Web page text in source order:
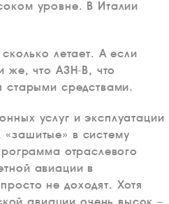
уровне. В Италии
летает. А если
же, что АЗН-В, что
старыми средствами.
услуг и эксплуатации
в систему
отраслевого
авиации в
не доходят. Хотя